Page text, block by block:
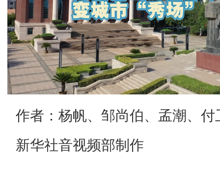
作者：杨帆、邹尚伯、孟潮、付
新华社音视频部制作